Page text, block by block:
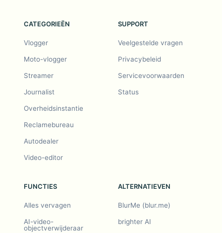
CATEGORIEËN
Vlogger
Moto-vlogger
Streamer
Journalist
Overheidsinstantie
Reclamebureau
Autodealer
Video-editor
SUPPORT
Veelgestelde vragen
Privacybeleid
Servicevoorwaarden
Status
FUNCTIES
Alles vervagen
AI-video-
objectverwijderaar
ALTERNATIEVEN
BlurMe (blur.me)
brighter AI